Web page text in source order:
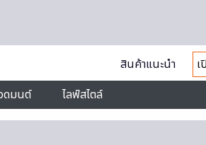
สินค้าแนะนำ
ดมนต์ ไลฟ์สไตล์